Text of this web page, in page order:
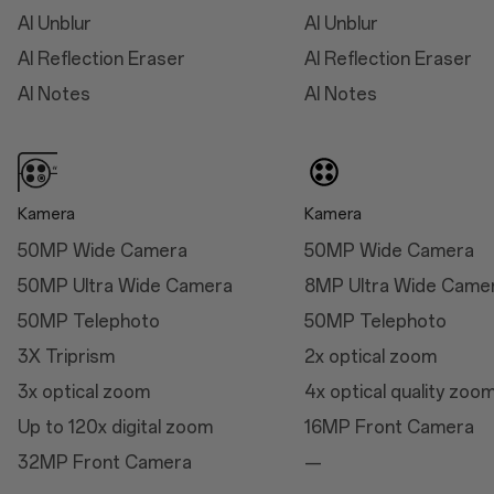
(Midnight Ocean)
Weight: 213g (Arctic
Dawn/Black Eclipse)
Ocean)
Mått
Höjd
Bredd
Tjocklek
AI Unblur
AI Reflection Eraser
AI Notes
Kamera
50MP Wide Camera
50MP Ultra Wide Camera
50MP Telephoto
3X Triprism
3x optical zoom
Up to 120x digital zoom
32MP Front Camera
AI Unblur
AI Reflection Eraser
AI Notes
Kamera
50MP Wide Camera
8MP Ultra Wide
50MP Telephoto
2x optical zoom
4x optical quality
16MP Front Camera
—